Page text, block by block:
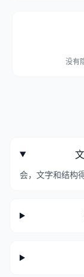
没有
会，文字和结构